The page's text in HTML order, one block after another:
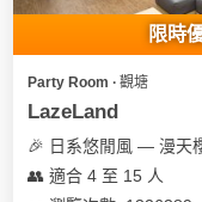
場
拖
業/
公
司
活
需
軟
時
間
限時
Party Room ∙ 觀塘
LazeLand
🎉 日系悠閒風 — 漫天
👥 適合 4 至 15 人